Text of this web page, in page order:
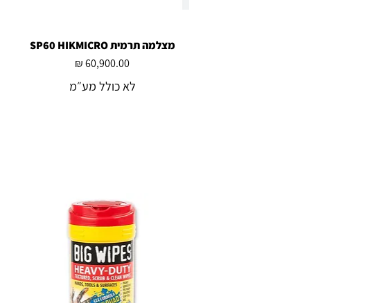
תצוגה מהירהמצלמה תרמית SP60 HIKMICRO
מחיר
לא כולל מע״מ